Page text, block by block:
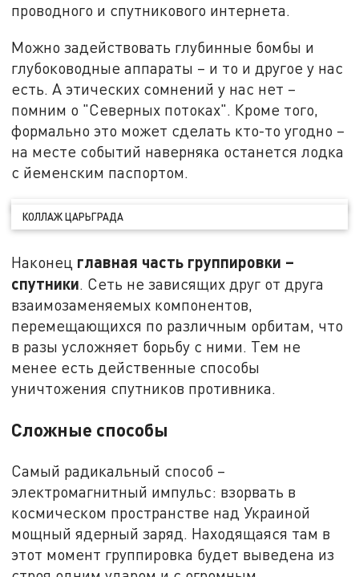
проводного и спутникового интернета.
Можно задействовать глубинные бомбы и
глубоководные аппараты – и то и другое у нас
есть. А этических сомнений у нас нет –
помним о "Северных потоках". Кроме того,
формально это может сделать кто-то угодно –
на месте событий наверняка останется лодка
с йеменским паспортом.
КОЛЛАЖ ЦАРЬГРАДА
Наконец главная часть группировки –
спутники. Сеть не зависящих друг от друга
взаимозаменяемых компонентов,
перемещающихся по различным орбитам, что
в разы усложняет борьбу с ними. Тем не
менее есть действенные способы
уничтожения спутников противника.
Сложные способы
Самый радикальный способ –
электромагнитный импульс: взорвать в
космическом пространстве над Украиной
мощный ядерный заряд. Находящаяся там в
этот момент группировка будет выведена из